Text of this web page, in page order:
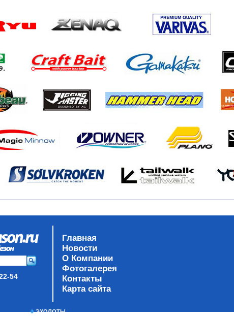
54
Главная
Новости
О Компании
Фотогалерея
Контакты
Карта сайта
ЭХОЛОТЫ